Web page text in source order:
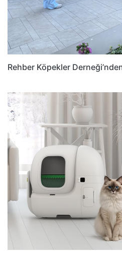
Rehber Köpekler